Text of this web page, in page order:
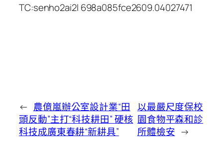
TC:senho2ai2l 698a085fce2609.04027471
← 農億嵐辦公室設計業“田
頭反動”主打“科技耕田” 硬核
科技成廣東春耕“新耕具”
以最嚴尺度保校
園食物平森和診
所體檢安 →